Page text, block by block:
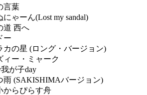
言葉
にゃーん(Lost my sandal)
道 西へ
ー
カの星 (ロング・バージョン)
ィー・ミャーク
が子day
雨 (SAKISHIMAバージョン)
からぴらす舟